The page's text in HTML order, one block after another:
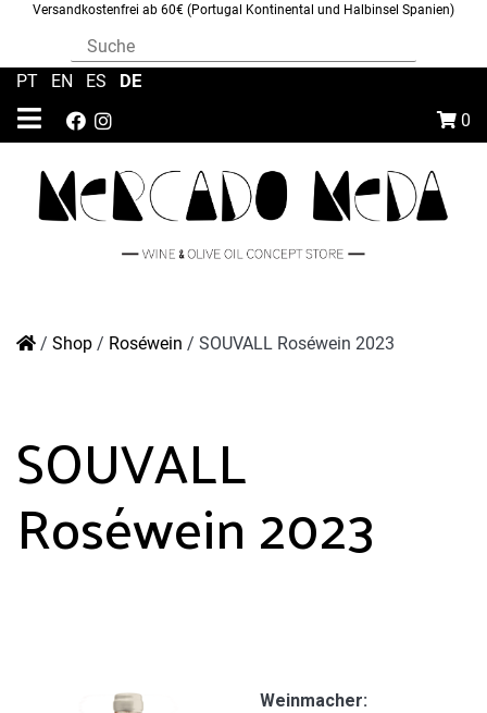
Versandkostenfrei ab 60€ (Portugal Kontinental und Halbinsel Spanien)
0
PT EN ES DE
/ Shop / Roséwein / SOUVALL Roséwein 2023
SOUVALL
Roséwein 2023
Weinmacher: